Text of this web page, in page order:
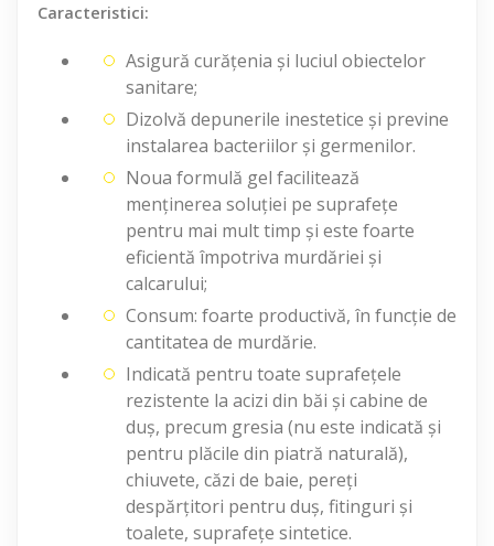
Caracteristici:
Asigură curățenia și luciul obiectelor
sanitare;
Dizolvă depunerile inestetice și previne
instalarea bacteriilor și germenilor.
Noua formulă gel facilitează
menținerea soluției pe suprafețe
pentru mai mult timp și este foarte
eficientă împotriva murdăriei și
calcarului;
Consum: foarte productivă, în funcție de
cantitatea de murdărie.
Indicată pentru toate suprafețele
rezistente la acizi din băi și cabine de
duș, precum gresia (nu este indicată și
pentru plăcile din piatră naturală),
chiuvete, căzi de baie, pereți
despărțitori pentru duș, fitinguri și
toalete, suprafețe sintetice.